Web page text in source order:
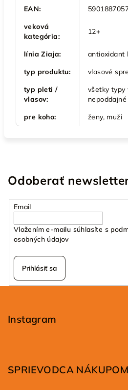
EAN:
veková
kategória:
12+
línia Ziaja:
antioxidant
typ produktu:
vlasové
typ pleti /
vlasov:
všetky typy
nepoddajné
pre koho: ženy, muži
Odoberať
Email
Vložením e-mailu súhlasíte s
osobných údajov
Prihlásiť sa
Instagram
SPRIEVODCA NÁKUPOM